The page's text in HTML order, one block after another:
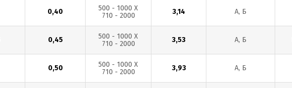
0,40
500 - 1000 Х
710 - 2000
3,14 А, Б
0,45
500 - 1000 Х
710 - 2000
3,53 А, Б
0,50
500 - 1000 Х
710 - 2000
3,93 А, Б